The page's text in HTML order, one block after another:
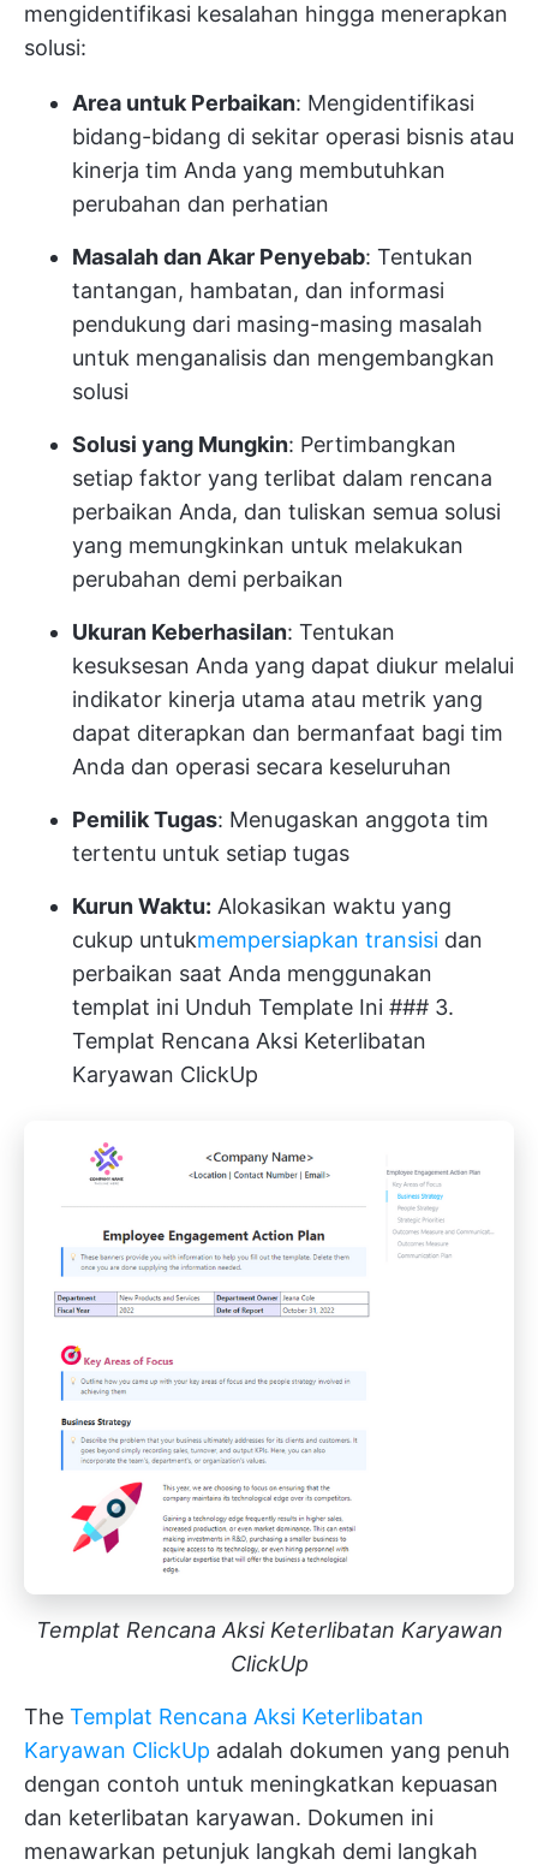
mengidentifikasi kesalahan hingga menerapkan
solusi:
Area untuk Perbaikan: Mengidentifikasi
bidang-bidang di sekitar operasi bisnis atau
kinerja tim Anda yang membutuhkan
perubahan dan perhatian
Masalah dan Akar Penyebab: Tentukan
tantangan, hambatan, dan informasi
pendukung dari masing-masing masalah
untuk menganalisis dan mengembangkan
solusi
Solusi yang Mungkin: Pertimbangkan
setiap faktor yang terlibat dalam rencana
perbaikan Anda, dan tuliskan semua solusi
yang memungkinkan untuk melakukan
perubahan demi perbaikan
Ukuran Keberhasilan: Tentukan
kesuksesan Anda yang dapat diukur melalui
indikator kinerja utama atau metrik yang
dapat diterapkan dan bermanfaat bagi tim
Anda dan operasi secara keseluruhan
Pemilik Tugas: Menugaskan anggota tim
tertentu untuk setiap tugas
Kurun Waktu: Alokasikan waktu yang
cukup untukmempersiapkan transisi dan
perbaikan saat Anda menggunakan
templat ini Unduh Template Ini ### 3.
Templat Rencana Aksi Keterlibatan
Karyawan ClickUp
Templat Rencana Aksi Keterlibatan Karyawan
ClickUp
The Templat Rencana Aksi Keterlibatan
Karyawan ClickUp adalah dokumen yang penuh
dengan contoh untuk meningkatkan kepuasan
dan keterlibatan karyawan. Dokumen ini
menawarkan petunjuk langkah demi langkah